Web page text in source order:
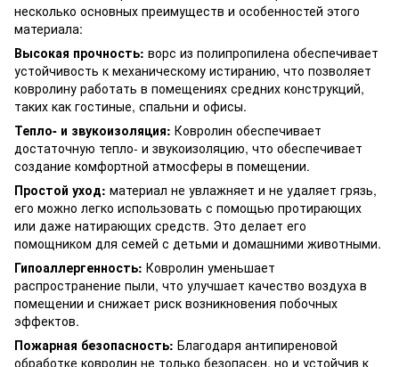
несколько основных преимуществ и особенностей этого
материала:
Высокая прочность: ворс из полипропилена обеспечивает
устойчивость к механическому истиранию, что позволяет
ковролину работать в помещениях средних конструкций,
таких как гостиные, спальни и офисы.
Тепло- и звукоизоляция: Ковролин обеспечивает
достаточную тепло- и звукоизоляцию, что обеспечивает
создание комфортной атмосферы в помещении.
Простой уход: материал не увлажняет и не удаляет грязь,
его можно легко использовать с помощью протирающих
или даже натирающих средств. Это делает его
помощником для семей с детьми и домашними животными.
Гипоаллергенность: Ковролин уменьшает
распространение пыли, что улучшает качество воздуха в
помещении и снижает риск возникновения побочных
эффектов.
Пожарная безопасность: Благодаря антипиреновой
обработке ковролин не только безопасен, но и устойчив к